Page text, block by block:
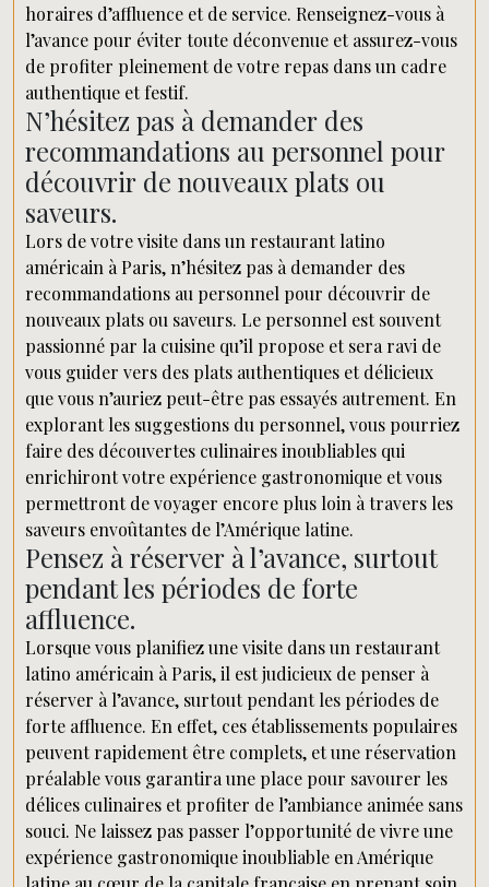
horaires d’affluence et de service. Renseignez-vous à
l’avance pour éviter toute déconvenue et assurez-vous
de profiter pleinement de votre repas dans un cadre
authentique et festif.
N’hésitez pas à demander des
recommandations au personnel pour
découvrir de nouveaux plats ou
saveurs.
Lors de votre visite dans un restaurant latino
américain à Paris, n’hésitez pas à demander des
recommandations au personnel pour découvrir de
nouveaux plats ou saveurs. Le personnel est souvent
passionné par la cuisine qu’il propose et sera ravi de
vous guider vers des plats authentiques et délicieux
que vous n’auriez peut-être pas essayés autrement. En
explorant les suggestions du personnel, vous pourriez
faire des découvertes culinaires inoubliables qui
enrichiront votre expérience gastronomique et vous
permettront de voyager encore plus loin à travers les
saveurs envoûtantes de l’Amérique latine.
Pensez à réserver à l’avance, surtout
pendant les périodes de forte
affluence.
Lorsque vous planifiez une visite dans un restaurant
latino américain à Paris, il est judicieux de penser à
réserver à l’avance, surtout pendant les périodes de
forte affluence. En effet, ces établissements populaires
peuvent rapidement être complets, et une réservation
préalable vous garantira une place pour savourer les
délices culinaires et profiter de l’ambiance animée sans
souci. Ne laissez pas passer l’opportunité de vivre une
expérience gastronomique inoubliable en Amérique